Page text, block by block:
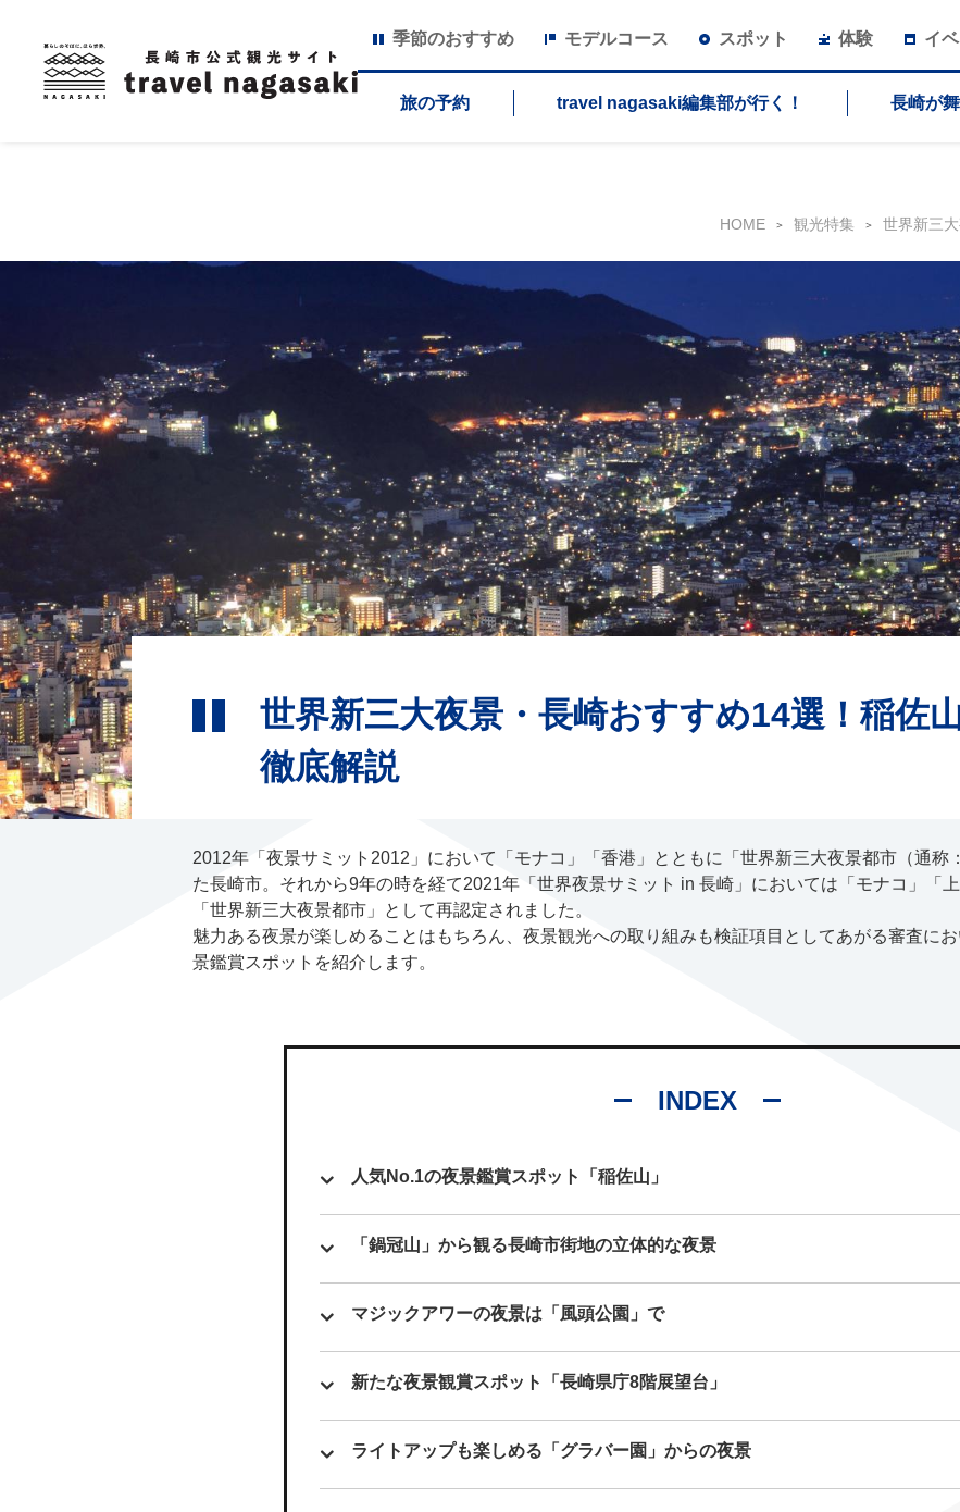
季節のおすすめ モデルコース スポット 体験 イ
旅の予約 travel nagasaki編集部が行く！ 長崎が
HOME 観光特集 世界新三
世界新三大夜景・長崎おすすめ14選！稲佐
徹底解説
2012年「夜景サミット2012」において「モナコ」「香港」とともに「世界新三大夜景都市（通称
た長崎市。それから9年の時を経て2021年「世界夜景サミット in 長崎」においては「モナコ」「
「世界新三大夜景都市」として再認定されました。
魅力ある夜景が楽しめることはもちろん、夜景観光への取り組みも検証項目としてあがる審査に
景鑑賞スポットを紹介します。
INDEX
人気No.1の夜景鑑賞スポット「稲佐山」
「鍋冠山」から観る長崎市街地の立体的な夜景
マジックアワーの夜景は「風頭公園」で
新たな夜景観賞スポット「長崎県庁8階展望台」
ライトアップも楽しめる「グラバー園」からの夜景